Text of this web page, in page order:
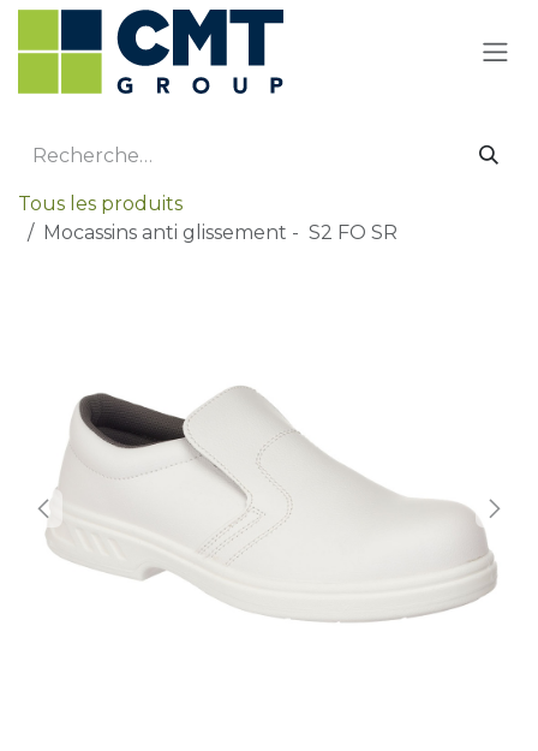
Se rendre au contenu
Tous les produits
Mocassins anti glissement - S2 FO SR